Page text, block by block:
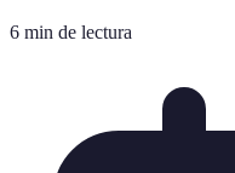
6 min de lectura